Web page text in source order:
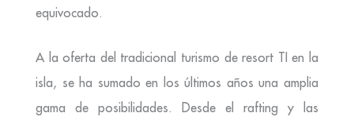
equivocado.
A la oferta del tradicional turismo de resort TI en la
isla, se ha sumado en los últimos años una amplia
gama de posibilidades. Desde el rafting y las